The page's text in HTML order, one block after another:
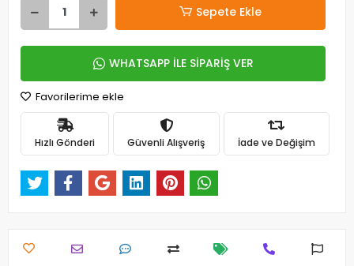
Sepete Ekle
WHATSAPP İLE SİPARİŞ VER
Favorilerime ekle
Hızlı Gönderi Güvenli Alışveriş İade ve Değişim